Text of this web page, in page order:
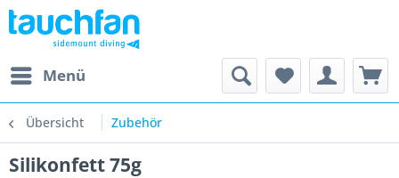
Menü
Übersicht Zubehör
Silikonfett 75g